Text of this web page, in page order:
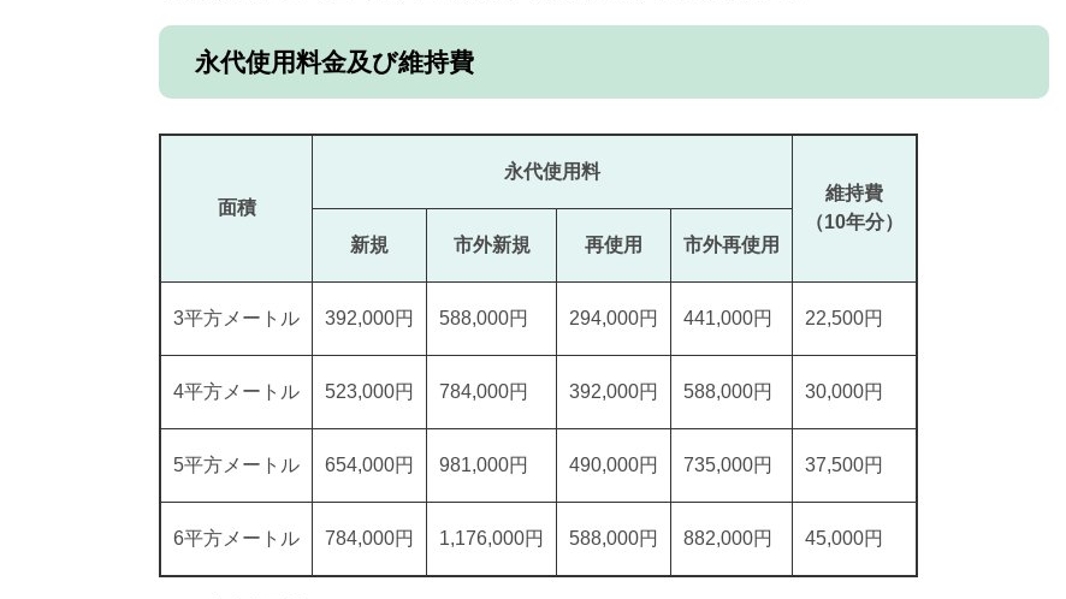
永代使用料金及び維持費
面積
永代使用料
維持費
（10年分）
新規
市外新規 再使用 市外再使用
3平方メートル 392,000円 588,000円 294,000円 441,000円 22,500円
4平方メートル 523,000円 784,000円 392,000円 588,000円 30,000円
5平方メートル 654,000円 981,000円 490,000円 735,000円 37,500円
6平方メートル 784,000円 1,176,000円 588,000円 882,000円 45,000円